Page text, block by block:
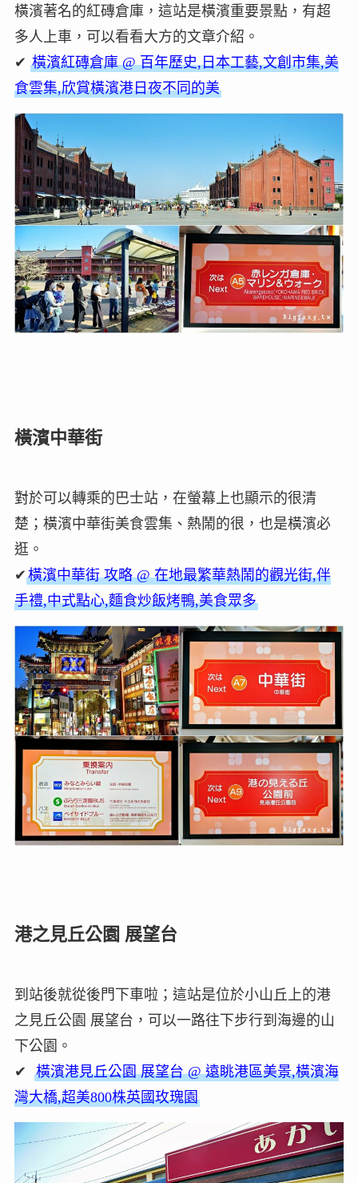
橫濱著名的紅磚倉庫，這站是橫濱重要景點，有超
多人上車，可以看看大方的文章介紹。
✔ 橫濱紅磚倉庫 @ 百年歷史,日本工藝,文創市集,美
食雲集,欣賞橫濱港日夜不同的美
橫濱中華街
對於可以轉乘的巴士站，在螢幕上也顯示的很清
楚；橫濱中華街美食雲集、熱鬧的很，也是橫濱必
逛。
✔橫濱中華街 攻略 @ 在地最繁華熱鬧的觀光街,伴
手禮,中式點心,麵食炒飯烤鴨,美食眾多
港之見丘公園 展望台
到站後就從後門下車啦；這站是位於小山丘上的港
之見丘公園 展望台，可以一路往下步行到海邊的山
下公園。
✔
橫濱港見丘公園 展望台 @ 遠眺港區美景,橫濱海
灣大橋,超美800株英國玫瑰園